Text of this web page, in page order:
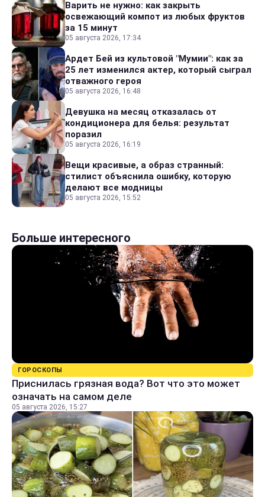
Варить не нужно: как закрыть
освежающий компот из любых фруктов
за 15 минут
05 августа 2026, 17:34
Ардет Бей из культовой "Мумии": как за
25 лет изменился актер, который сыграл
отважного героя
05 августа 2026, 16:48
Девушка на месяц отказалась от
кондиционера для белья: результат
поразил
05 августа 2026, 16:19
Вещи красивые, а образ странный:
стилист объяснила ошибку, которую
делают все модницы
05 августа 2026, 15:52
Больше интересного
ГОРОСКОПЫ
Приснилась грязная вода? Вот что это может
означать на самом деле
05 августа 2026, 15:27